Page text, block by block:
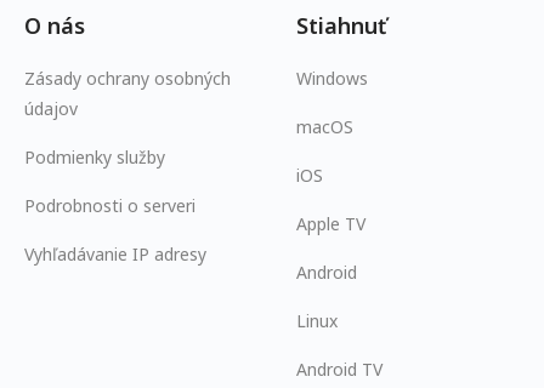
O nás
Zásady ochrany osobných
údajov
Podmienky služby
Podrobnosti o serveri
Vyhľadávanie IP adresy
Stiahnuť
Windows
macOS
iOS
Apple TV
Android
Linux
Android TV